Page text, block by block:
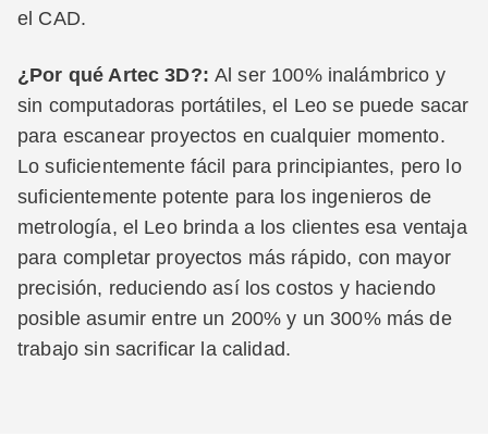
el CAD.
¿Por qué Artec 3D?: Al ser 100% inalámbrico y
sin computadoras portátiles, el Leo se puede sacar
para escanear proyectos en cualquier momento.
Lo suficientemente fácil para principiantes, pero lo
suficientemente potente para los ingenieros de
metrología, el Leo brinda a los clientes esa ventaja
para completar proyectos más rápido, con mayor
precisión, reduciendo así los costos y haciendo
posible asumir entre un 200% y un 300% más de
trabajo sin sacrificar la calidad.